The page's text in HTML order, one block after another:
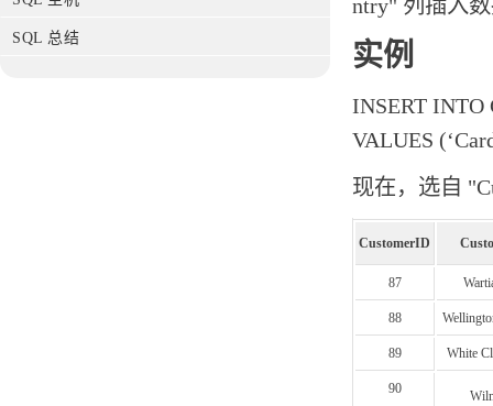
SQL 总结
ntry" 列插入
实例
INSERT INTO
VALUES
现在，选自
CustomerID
87
88
89 White
90